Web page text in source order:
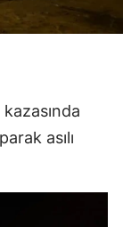
asılı